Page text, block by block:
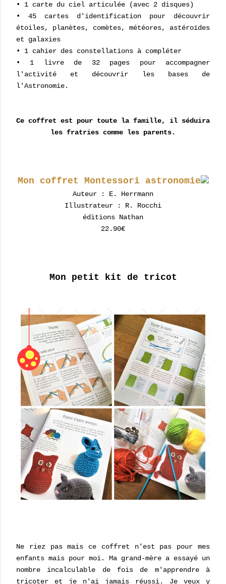
• 1 carte du ciel articulée (avec 2 disques)
• 45 cartes d'identification pour découvrir
étoiles, planètes, comètes, météores, astéroïdes
et galaxies
• 1 cahier des constellations à compléter
• 1 livre de 32 pages pour accompagner
l'activité et découvrir les bases de
l'Astronomie.
Ce coffret est pour toute la famille, il séduira
les fratries comme les parents.
Mon coffret Montessori astronomie
Auteur : E. Herrmann
Illustrateur : R. Rocchi
éditions Nathan
22.90€
Mon petit kit de tricot
Ne riez pas mais ce coffret n'est pas pour mes
enfants mais pour moi. Ma grand-mère a essayé un
nombre incalculable de fois de m'apprendre à
tricoter et je n'ai jamais réussi. Je veux y